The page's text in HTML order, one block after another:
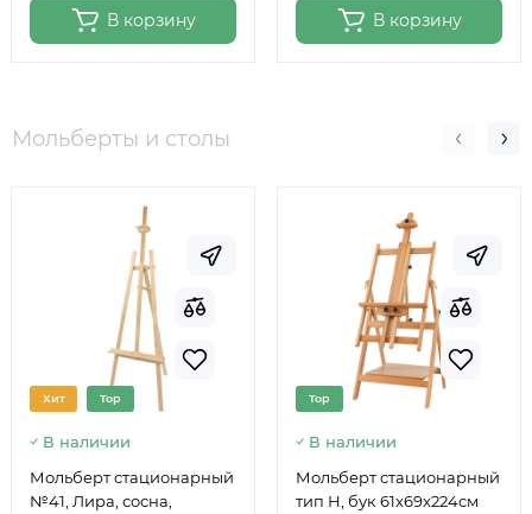
В корзину В корзину
Мольберты и столы
Хит Top
В наличии
Мольберт стационарный
№41, Лира, сосна,
Top
В наличии
Мольберт стационарный
тип Н, бук 61x69x224см